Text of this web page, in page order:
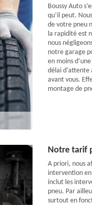
Boussy Auto
qu’il peut.
de votre pneu
la rapidité est
nous
notre garage
en moins
délai d’attente
avant vous.
montage de
Notre tarif
A priori, nous
intervention
inclut les
pneu. Par
surtout en